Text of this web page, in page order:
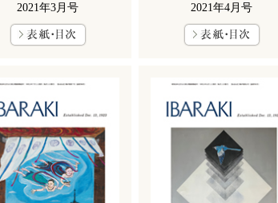
2021年3月号 2021年4月号